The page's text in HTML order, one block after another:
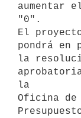
aumentar
"0".
El
pondrá en
la
la
Oficina de